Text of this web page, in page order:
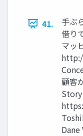
41.
⼿ぶ
借り
マッ
顧客